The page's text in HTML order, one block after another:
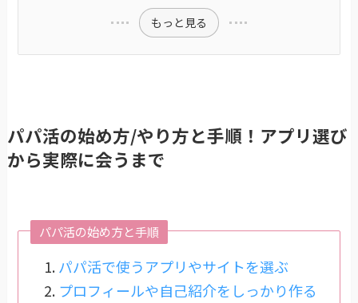
もっと見る
パパ活の始め方/やり方と手順！アプリ選び
から実際に会うまで
パパ活の始め方と手順
パパ活で使うアプリやサイトを選ぶ
プロフィールや自己紹介をしっかり作る